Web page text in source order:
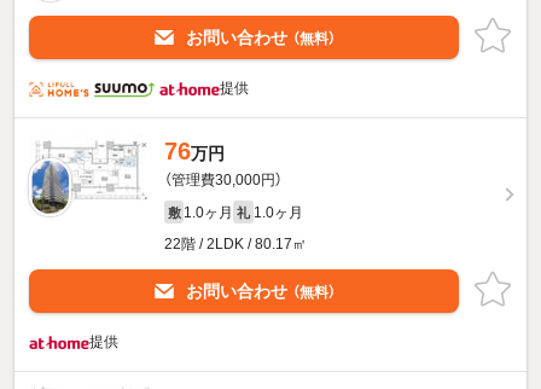
お問い合わせ （無料）
提供
76万円
（管理費30,000円）
敷 1.0ヶ月 礼 1.0ヶ月
22階 / 2LDK / 80.17㎡
お問い合わせ （無料）
提供